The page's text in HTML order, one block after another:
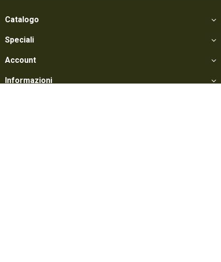
Catalogo
Speciali
Account
Informazioni